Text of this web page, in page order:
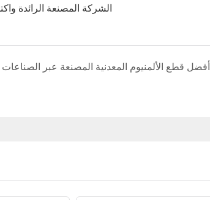
الشركة المصنعة الرائدة
أفضل قطع الألمنيوم المعدنية المصنعة عبر الصناعات